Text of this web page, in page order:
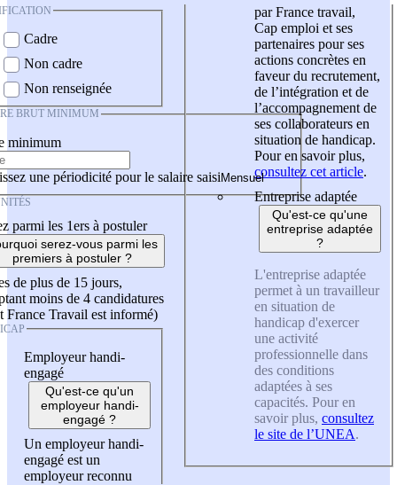
Cadre
Non cadre
Non renseignée
BRUT MINIMUM
minimum
une périodicité pour le salaire saisi
parmi les 1ers à postuler
serez-vous parmi les
premiers à postuler ?
de plus de 15 jours,
moins de 4 candidatures
France Travail est informé)
Employeur handi-
engagé
Qu'est-ce qu'un
employeur handi-
engagé ?
Un employeur handi-
engagé est un
employeur reconnu
par France travail,
Cap emploi et ses
partenaires pour ses
actions concrètes en
faveur du recrutement,
de l’intégration et de
l’accompagnement de
ses collaborateurs en
situation de handicap.
Pour en savoir plus,
consultez cet article.
Entreprise adaptée
Qu'est-ce qu'une
entreprise adaptée
?
L'entreprise adaptée
permet à un travailleur
en situation de
handicap d'exercer
une activité
professionnelle dans
des conditions
adaptées à ses
capacités. Pour en
savoir plus, consultez
le site de l’UNEA.